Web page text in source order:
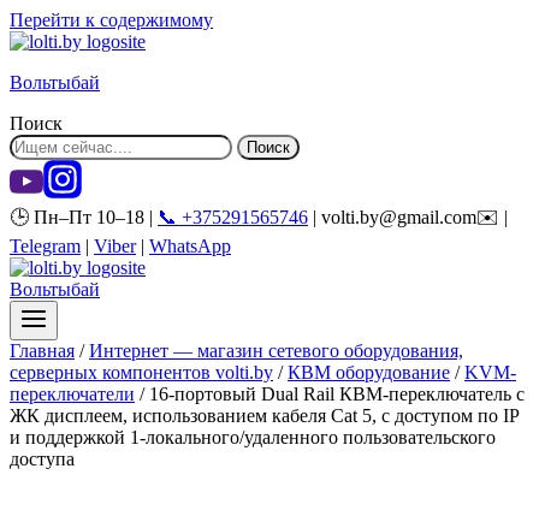
Перейти к содержимому
Вольтыбай
Поиск
Поиск
🕒 Пн–Пт 10–18 | 📞 +375291565746 | volti.by@gmail.com✉️ |
Telegram | Viber| WhatsApp
Вольтыбай
Главная / Интернет — магазин сетевого оборудования,
серверных компонентов volti.by / КВМ оборудование / KVM-
переключатели / 16-портовый Dual Rail КВМ-переключатель с
ЖК дисплеем, использованием кабеля Cat 5, c доступом по IP
и поддержкой 1-локального/удаленного пользовательского
доступа